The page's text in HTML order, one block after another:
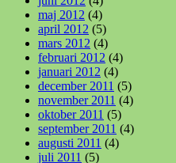
maj 2012 (4)
april 2012 (5)
mars 2012 (4)
februari 2012 (4)
januari 2012 (4)
december 2011 (5)
november 2011 (4)
oktober 2011 (5)
september 2011 (4)
augusti 2011 (4)
juli 2011 (5)